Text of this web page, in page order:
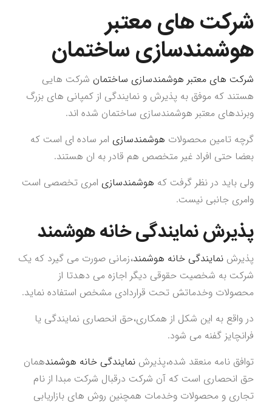
شرکت های معتبر
هوشمندسازی ساختمان
شرکت های معتبر هوشمندسازی ساختمان شرکت هایی
هستند که موفق به پذیرش و نمایندگی از کمپانی های بزرگ
وبرندهای معتبر هوشمندسازی ساختمان شده اند.
گرچه تامین محصولات هوشمندسازی امر ساده ای است که
بعضا حتی افراد غیر متخصص هم قادر به ان هستند.
ولی باید در نظر گرفت که هوشمندسازی امری تخصصی است
وامری جانبی نیست.
پذیرشنمایندگی خانه هوشمند
پذیرش نمایندگی خانه هوشمند،زمانی صورت می گیرد که یک
شرکت به شخصیت حقوقی دیگر اجازه می دهدتا از
محصولات وخدماتش تحت قراردادی مشخص استفاده نماید.
در واقع به این شکل از همکاری،حق انحصاری نمایندگی یا
فرانچایز گفنه می شود.
توافق نامه منعقد شده،پذیرش نمایندگی خانه هوشمندهمان
حق انحصاری است که آن شرکت درقبال شرکت مبدا از نام
تجاری و محصولات وخدمات همچنین روش های بازاریابی